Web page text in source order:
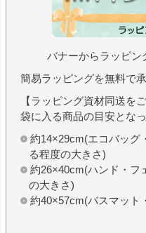
バナーからラッピン
簡易ラッピングを無料で承
【ラッピング資材同送を
袋に入る商品の目安となっ
約14×29cm(エコバッグ
る程度の大きさ)
約26×40cm(ハンド・フ
の大きさ)
約40×57cm(バスマット